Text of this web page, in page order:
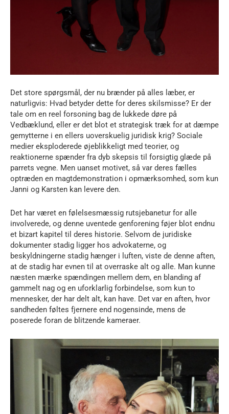
Det store spørgsmål, der nu brænder på alles læber, er
naturligvis: Hvad betyder dette for deres skilsmisse? Er der
tale om en reel forsoning bag de lukkede døre på
Vedbæklund, eller er det blot et strategisk træk for at dæmpe
gemytterne i en ellers uoverskuelig juridisk krig? Sociale
medier eksploderede øjeblikkeligt med teorier, og
reaktionerne spænder fra dyb skepsis til forsigtig glæde på
parrets vegne. Men uanset motivet, så var deres fælles
optræden en magtdemonstration i opmærksomhed, som kun
Janni og Karsten kan levere den.
Det har været en følelsesmæssig rutsjebanetur for alle
involverede, og denne uventede genforening føjer blot endnu
et bizart kapitel til deres historie. Selvom de juridiske
dokumenter stadig ligger hos advokaterne, og
beskyldningerne stadig hænger i luften, viste de denne aften,
at de stadig har evnen til at overraske alt og alle. Man kunne
næsten mærke spændingen mellem dem, en blanding af
gammelt nag og en uforklarlig forbindelse, som kun to
mennesker, der har delt alt, kan have. Det var en aften, hvor
sandheden føltes fjernere end nogensinde, mens de
poserede foran de blitzende kameraer.